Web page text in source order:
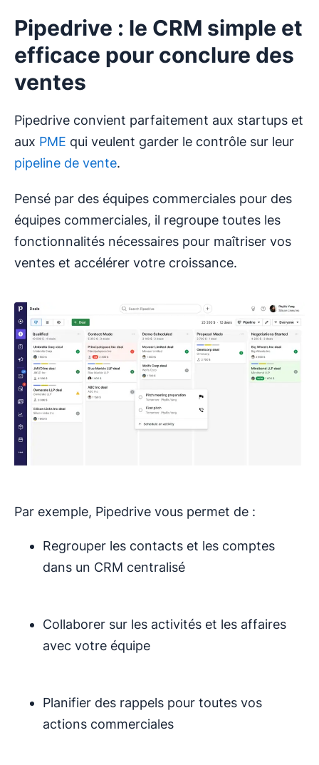
Pipedrive : le CRM simple et
efficace pour conclure des
ventes
Pipedrive convient parfaitement aux startups et
aux PME qui veulent garder le contrôle sur leur
pipeline de vente.
Pensé par des équipes commerciales pour des
équipes commerciales, il regroupe toutes les
fonctionnalités nécessaires pour maîtriser vos
ventes et accélérer votre croissance.
Par exemple, Pipedrive vous permet de :
Regrouper les contacts et les comptes
dans un CRM centralisé
Collaborer sur les activités et les affaires
avec votre équipe
Planifier des rappels pour toutes vos
actions commerciales